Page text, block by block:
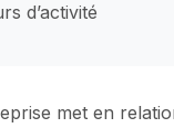
d’activité
met en